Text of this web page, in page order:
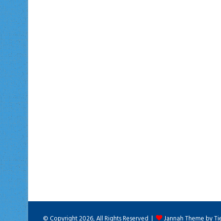
© Copyright 2026, All Rights Reserved | Jannah Theme by